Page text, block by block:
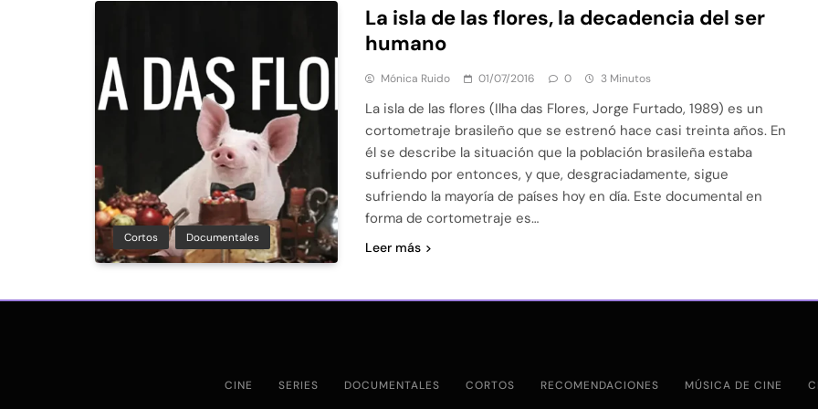
Cortos Documentales
La isla de las flores, la decadencia del ser
humano
Mónica Ruido 01/07/2016 0 3 Minutos
La isla de las flores (Ilha das Flores, Jorge Furtado, 1989) es un
cortometraje brasileño que se estrenó hace casi treinta años. En
él se describe la situación que la población brasileña estaba
sufriendo por entonces, y que, desgraciadamente, sigue
sufriendo la mayoría de países hoy en día. Este documental en
forma de cortometraje es…
Leer más
CINE SERIES DOCUMENTALES CORTOS RECOMENDACIONES MÚSICA DE CINE